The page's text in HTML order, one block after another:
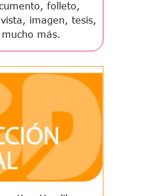
folleto,
imagen, tesis,
más.